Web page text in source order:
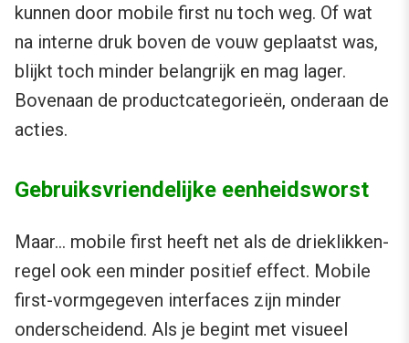
kunnen door mobile first nu toch weg. Of wat
na interne druk boven de vouw geplaatst was,
blijkt toch minder belangrijk en mag lager.
Bovenaan de productcategorieën, onderaan de
acties.
Gebruiksvriendelijke eenheidsworst
Maar… mobile first heeft net als de drieklikken-
regel ook een minder positief effect. Mobile
first-vormgegeven interfaces zijn minder
onderscheidend. Als je begint met visueel